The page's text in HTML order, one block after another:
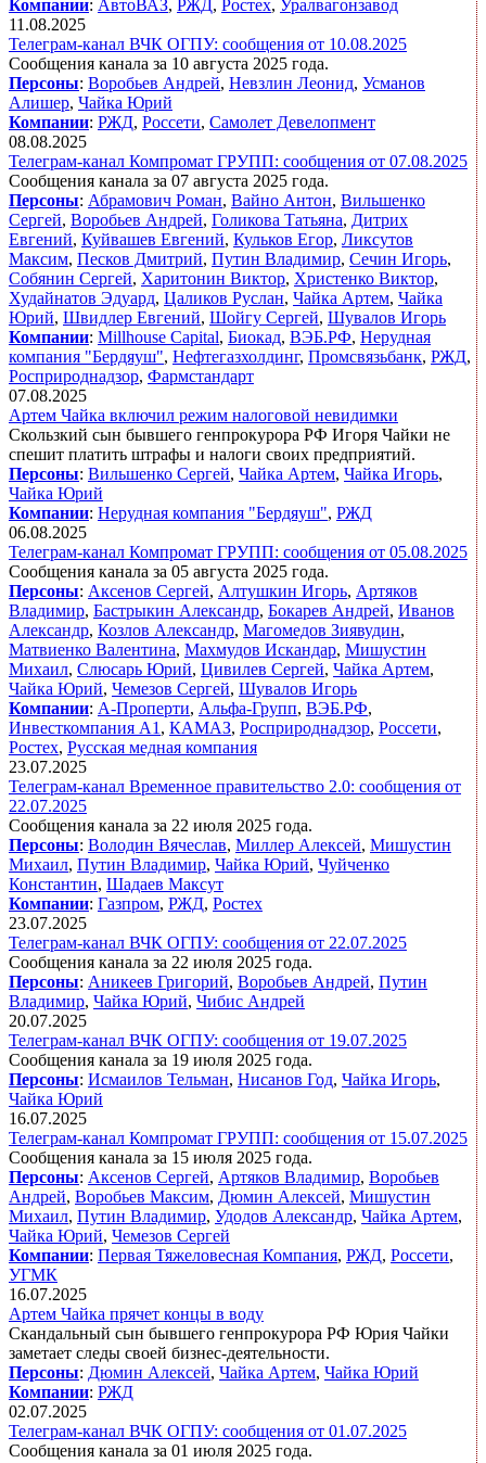
Компании: АвтоВАЗ, РЖД, Ростех, Уралвагонзавод
11.08.2025
Телеграм-канал ВЧК ОГПУ: сообщения от 10.08.2025
Сообщения канала за 10 августа 2025 года.
Персоны: Воробьев Андрей, Невзлин Леонид, Усманов
Алишер, Чайка Юрий
Компании: РЖД, Россети, Самолет Девелопмент
08.08.2025
Телеграм-канал Компромат ГРУПП: сообщения от 07.08.2025
Сообщения канала за 07 августа 2025 года.
Персоны: Абрамович Роман, Вайно Антон, Вильшенко
Сергей, Воробьев Андрей, Голикова Татьяна, Дитрих
Евгений, Куйвашев Евгений, Кульков Егор, Ликсутов
Максим, Песков Дмитрий, Путин Владимир, Сечин Игорь,
Собянин Сергей, Харитонин Виктор, Христенко Виктор,
Худайнатов Эдуард, Цаликов Руслан, Чайка Артем, Чайка
Юрий, Швидлер Евгений, Шойгу Сергей, Шувалов Игорь
Компании: Millhouse Capital, Биокад, ВЭБ.РФ, Нерудная
компания "Бердяуш", Нефтегазхолдинг, Промсвязьбанк, РЖД,
Росприроднадзор, Фармстандарт
07.08.2025
Артем Чайка включил режим налоговой невидимки
Скользкий сын бывшего генпрокурора РФ Игоря Чайки не
спешит платить штрафы и налоги своих предприятий.
Персоны: Вильшенко Сергей, Чайка Артем, Чайка Игорь,
Чайка Юрий
Компании: Нерудная компания "Бердяуш", РЖД
06.08.2025
Телеграм-канал Компромат ГРУПП: сообщения от 05.08.2025
Сообщения канала за 05 августа 2025 года.
Персоны: Аксенов Сергей, Алтушкин Игорь, Артяков
Владимир, Бастрыкин Александр, Бокарев Андрей, Иванов
Александр, Козлов Александр, Магомедов Зиявудин,
Матвиенко Валентина, Махмудов Искандар, Мишустин
Михаил, Слюсарь Юрий, Цивилев Сергей, Чайка Артем,
Чайка Юрий, Чемезов Сергей, Шувалов Игорь
Компании: А-Проперти, Альфа-Групп, ВЭБ.РФ,
Инвесткомпания А1 , КАМАЗ, Росприроднадзор, Россети,
Ростех, Русская медная компания
23.07.2025
Телеграм-канал Временное правительство 2.0: сообщения от
22.07.2025
Сообщения канала за 22 июля 2025 года.
Персоны: Володин Вячеслав, Миллер Алексей, Мишустин
Михаил, Путин Владимир, Чайка Юрий, Чуйченко
Константин, Шадаев Максут
Компании: Газпром, РЖД, Ростех
23.07.2025
Телеграм-канал ВЧК ОГПУ: сообщения от 22.07.2025
Сообщения канала за 22 июля 2025 года.
Персоны: Аникеев Григорий, Воробьев Андрей, Путин
Владимир, Чайка Юрий, Чибис Андрей
20.07.2025
Телеграм-канал ВЧК ОГПУ: сообщения от 19.07.2025
Сообщения канала за 19 июля 2025 года.
Персоны: Исмаилов Тельман, Нисанов Год, Чайка Игорь,
Чайка Юрий
16.07.2025
Телеграм-канал Компромат ГРУПП: сообщения от 15.07.2025
Сообщения канала за 15 июля 2025 года.
Персоны: Аксенов Сергей, Артяков Владимир, Воробьев
Андрей, Воробьев Максим, Дюмин Алексей, Мишустин
Михаил, Путин Владимир, Удодов Александр, Чайка Артем,
Чайка Юрий, Чемезов Сергей
Компании: Первая Тяжеловесная Компания, РЖД, Россети,
УГМК
16.07.2025
Артем Чайка прячет концы в воду
Скандальный сын бывшего генпрокурора РФ Юрия Чайки
заметает следы своей бизнес-деятельности.
Персоны: Дюмин Алексей, Чайка Артем, Чайка Юрий
Компании: РЖД
02.07.2025
Телеграм-канал ВЧК ОГПУ: сообщения от 01.07.2025
Сообщения канала за 01 июля 2025 года.